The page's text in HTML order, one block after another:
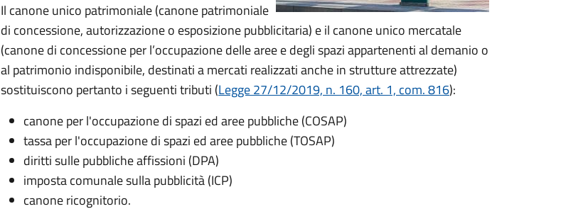
Il canone unico patrimoniale (canone patrimoniale
di concessione, autorizzazione o esposizione pubblicitaria) e il canone unico mercatale
(canone di concessione per l’occupazione delle aree e degli spazi appartenenti al demanio o
al patrimonio indisponibile, destinati a mercati realizzati anche in strutture attrezzate)
sostituiscono pertanto i seguenti tributi (Legge 27/12/2019, n. 160, art. 1, com. 816):
canone per l'occupazione di spazi ed aree pubbliche (COSAP)
tassa per l'occupazione di spazi ed aree pubbliche (TOSAP)
diritti sulle pubbliche affissioni (DPA)
imposta comunale sulla pubblicità (ICP)
canone ricognitorio.